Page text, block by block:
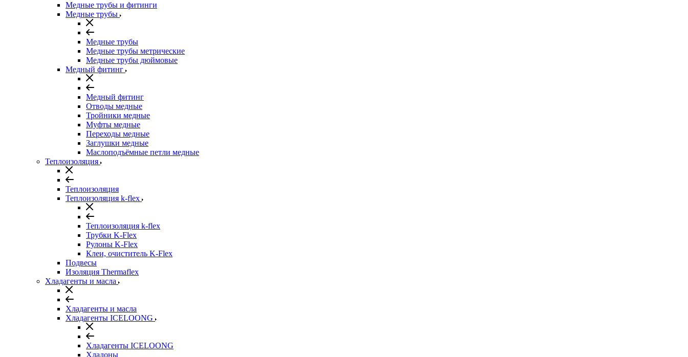
Медные трубы и фитинги
Медные трубы
Медные трубы
Медные трубы метрические
Медные трубы дюймовые
Медный фитинг
Медный фитинг
Отводы медные
Тройники медные
Муфты медные
Переходы медные
Заглушки медные
Маслоподъёмные петли медные
Теплоизоляция
Теплоизоляция
Теплоизоляция k-flex
Теплоизоляция k-flex
Трубки K-Flex
Рулоны K-Flex
Клеи, очиститель K-Flex
Подвесы
Изоляция Thermaflex
Хладагенты и масла
Хладагенты и масла
Хладагенты ICELOONG
Хладагенты ICELOONG
Хладоны